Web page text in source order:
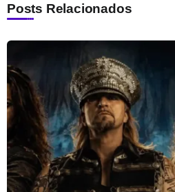
Posts Relacionados